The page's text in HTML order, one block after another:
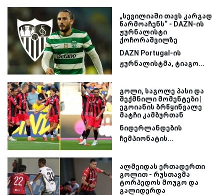
„სევილიაში თავს კარგად
წარმოაჩენს“ - DAZN-ის
ჟურნალისტი
ქოჩორაშვილზე
DAZN Portugal-ის
ჟურნალისტმა, ტიაგო...
გოლი, საგოლე პასი და
შექმნილი მომენტები |
ეგოიანის ბრწყინვალე
მატჩი კამბურთან
ნიდერლანდების
ჩემპიონატის...
ალმეიდას ერთადერთი
გოლით - რუსთავმა
ტორპედოს მოუგო და
გალიდერდა